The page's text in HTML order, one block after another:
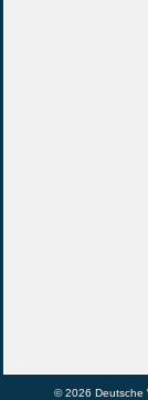
© 2026 Deutsche